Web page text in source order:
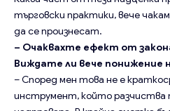
търговски практики, вече
да се произнесат.
– Очаквахте ефект от
Виждате ли вече понижение
– Според мен това не е
инструмент, който разчиства